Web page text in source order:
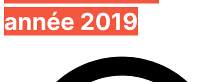
année 2019